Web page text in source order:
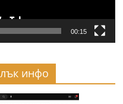
00:15
инфо